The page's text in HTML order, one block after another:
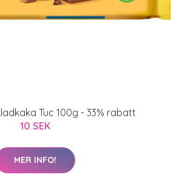
Tuc 100g - 33% rabatt
10 SEK
MER INFO!